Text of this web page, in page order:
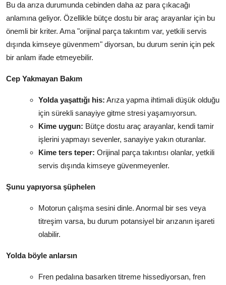
Bu da arıza durumunda cebinden daha az para çıkacağı
anlamına geliyor. Özellikle bütçe dostu bir araç arayanlar için bu
önemli bir kriter. Ama "orijinal parça takıntım var, yetkili servis
dışında kimseye güvenmem" diyorsan, bu durum senin için pek
bir anlam ifade etmeyebilir.
Cep Yakmayan Bakım
Yolda yaşattığı his: Arıza yapma ihtimali düşük olduğu
için sürekli sanayiye gitme stresi yaşamıyorsun.
Kime uygun: Bütçe dostu araç arayanlar, kendi tamir
işlerini yapmayı sevenler, sanayiye yakın oturanlar.
Kime ters teper: Orijinal parça takıntısı olanlar, yetkili
servis dışında kimseye güvenmeyenler.
Şunu yapıyorsa şüphelen
Motorun çalışma sesini dinle. Anormal bir ses veya
titreşim varsa, bu durum potansiyel bir arızanın işareti
olabilir.
Yolda böyle anlarsın
Fren pedalına basarken titreme hissediyorsan, fren